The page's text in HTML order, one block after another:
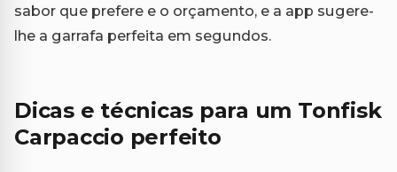
sabor que prefere e o orçamento, e a app sugere-
lhe a garrafa perfeita em segundos.
Dicas e técnicas para um Tonfisk
Carpaccio perfeito